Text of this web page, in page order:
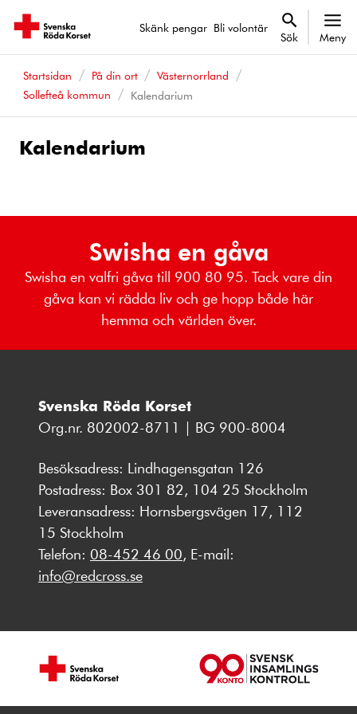
Skänk pengar Bli volontär
Sök Meny
Startsidan På din ort
Västernorrland
Sollefteå kommun
Kalendarium
Kalendarium
Swisha en gåva
Swisha en valfri gåva till 900 80 95. Tack vare din
gåva kan vi rädda liv och ge hopp både här
hemma och världen över.
Svenska Röda Korset
Org.nr. 802002-8711 | BG 900-8004
Besöksadress: Lindhagensgatan 126
Postadress: Box 301 82, 104 25 Stockholm
Leveransadress: Hornsbergsvägen 17, 112
15 Stockholm
Telefon: 08-452 46 00, E-mail:
info@redcross.se